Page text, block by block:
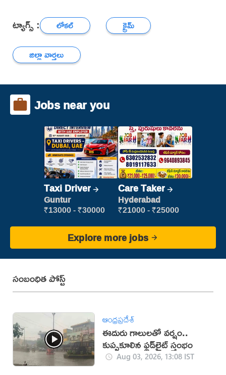
ట్యాగ్స్ : లోకల్
క్రైమ్
జిల్లా వార్తలు
Jobs near you
Taxi Driver
Guntur
₹13000 - ₹30000
Care Taker
Hyderabad
₹21000 - ₹25000
Explore more jobs
సంబంధిత పోస్ట్
ఆంధ్రప్రదేశ్
ఈదురు గాలులతో వర్షం..
కుప్పకూలిన ఫ్లడ్‌లైట్‌ స్తంభం
Aug 03, 2026, 13:08 IST